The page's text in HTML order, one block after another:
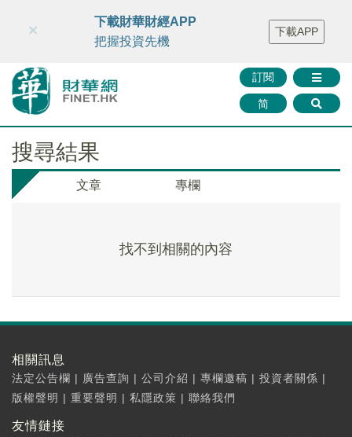
財華智庫網 FINTV FINMETA 財華證券 媒體矩陣
智庫沙龍
聯絡我們
訂閱
简
×
下載財華財經APP
把握投資先機
下載APP
搜尋結果
文章 專欄
找不到相關的內容
相關訊息
法定公告欄 | 廣告查詢 | 公司介紹 | 專欄邀稿 | 投資者關係 |
版權聲明 | 重要聲明 | 私隱政策 | 聯絡我們
友情鏈接